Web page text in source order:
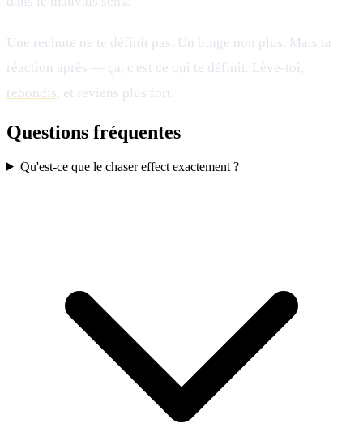
Une rechute ne te définit pas. Un binge non plus. Mais ta
réaction après — ça, c'est ce qui te définit. Lève-toi,
rebondis, et reviens plus fort.
Questions fréquentes
Qu'est-ce que le chaser effect exactement ?